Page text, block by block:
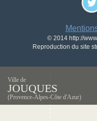
© 2014 http://
Reproduction du site
Ville de
JOUQUES
(Provence-Alpes-Côte d'Azur)